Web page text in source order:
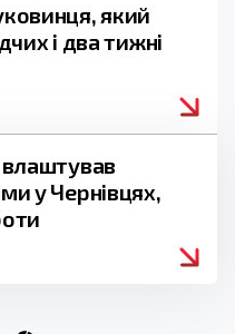
який
і два тижні
влаштував
у Чернівцях,